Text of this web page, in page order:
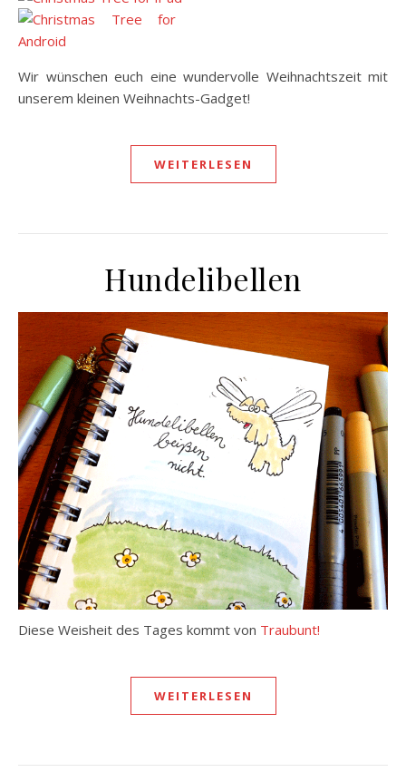
Wir wünschen euch eine wundervolle Weihnachtszeit mit
unserem kleinen Weihnachts-Gadget!
WEITERLESEN
Hundelibellen
Diese Weisheit des Tages kommt von Traubunt!
WEITERLESEN